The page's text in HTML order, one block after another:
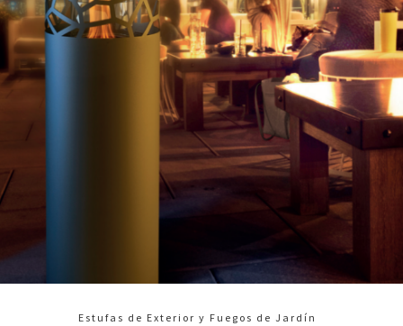
Estufas de Exterior y Fuegos de Jardín